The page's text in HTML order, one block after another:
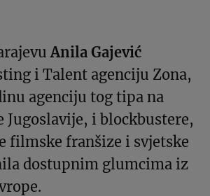
Anila Gajević
i Talent agenciju Zona,
agenciju tog tipa na
Jugoslavije, i blockbustere,
filmske franšize i svjetske
dostupnim glumcima iz